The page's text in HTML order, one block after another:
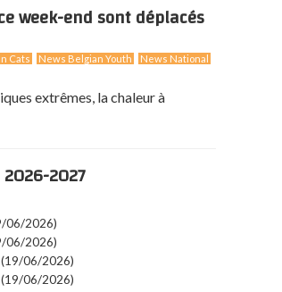
week-end sont déplacés
Cats News Belgian Youth
News National
extrêmes, la chaleur à
2027
06/2026)
06/2026)
(19/06/2026)
(19/06/2026)